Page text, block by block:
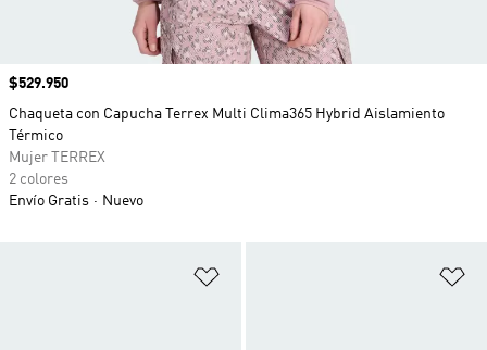
Precio
$529.950
Chaqueta con Capucha Terrex Multi Clima365 Hybrid Aislamiento
Térmico
Mujer TERREX
2 colores
Envío Gratis
Nuevo